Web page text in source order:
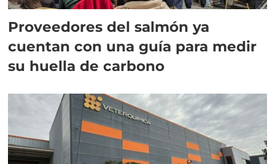
Proveedores del salmón ya
cuentan con una guía para medir
su huella de carbono